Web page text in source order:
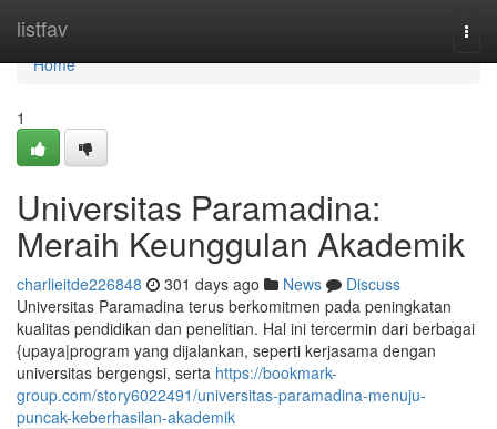
listfav
Home
Home
1
Universitas Paramadina:
Meraih Keunggulan Akademik
charlieitde226848 301 days ago News
Discuss
Universitas Paramadina terus berkomitmen pada peningkatan
kualitas pendidikan dan penelitian. Hal ini tercermin dari berbagai
{upaya|program yang dijalankan, seperti kerjasama dengan
universitas bergengsi, serta https://bookmark-
group.com/story6022491/universitas-paramadina-menuju-
puncak-keberhasilan-akademik